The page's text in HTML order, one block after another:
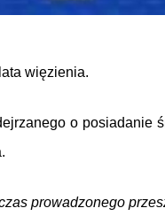
więzienia.
o
prowadzonego